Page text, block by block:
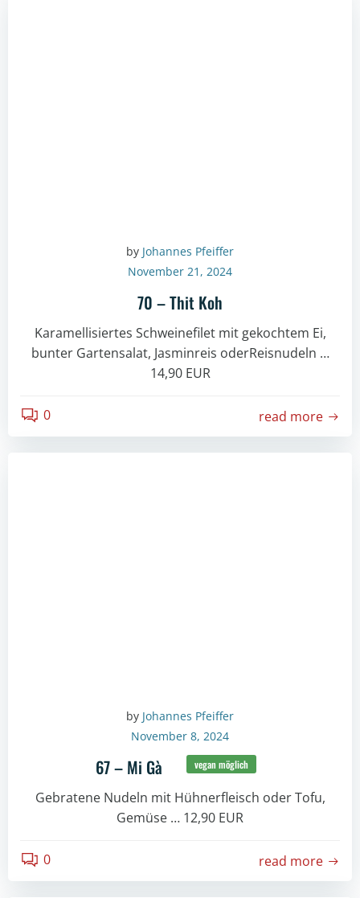
by Johannes Pfeiffer
November 21, 2024
70 – Thit Koh
Karamellisiertes Schweinefilet mit gekochtem Ei,
bunter Gartensalat, Jasminreis oderReisnudeln …
14,90 EUR
0 read more
by Johannes Pfeiffer
November 8, 2024
67 – Mi Gà vegan möglich
Gebratene Nudeln mit Hühnerfleisch oder Tofu,
Gemüse … 12,90 EUR
0 read more